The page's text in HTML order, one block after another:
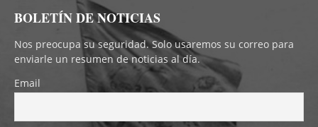
BOLETÍN DE NOTICIAS
Nos preocupa su seguridad. Solo usaremos su correo para
enviarle un resumen de noticias al día.
Email